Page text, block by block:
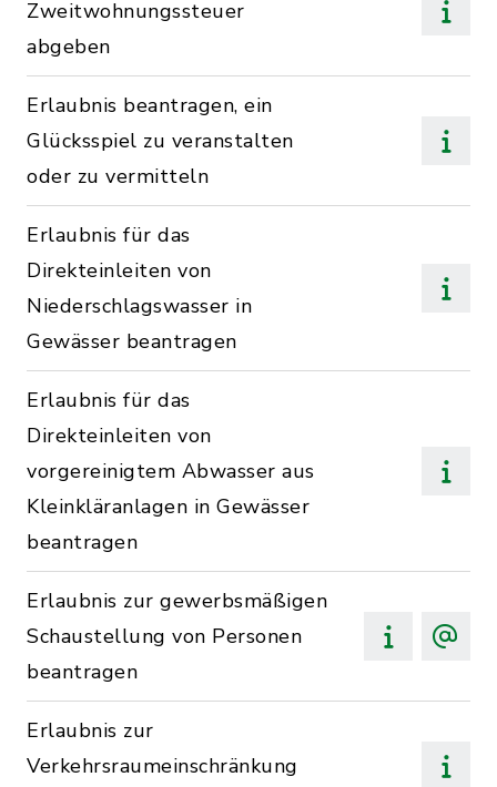
Zweitwohnungssteuer
abgeben
Erlaubnis beantragen, ein
Glücksspiel zu veranstalten
oder zu vermitteln
Erlaubnis für das
Direkteinleiten von
Niederschlagswasser in
Gewässer beantragen
Erlaubnis für das
Direkteinleiten von
vorgereinigtem Abwasser aus
Kleinkläranlagen in Gewässer
beantragen
Erlaubnis zur gewerbsmäßigen
Schaustellung von Personen
beantragen
Erlaubnis zur
Verkehrsraumeinschränkung